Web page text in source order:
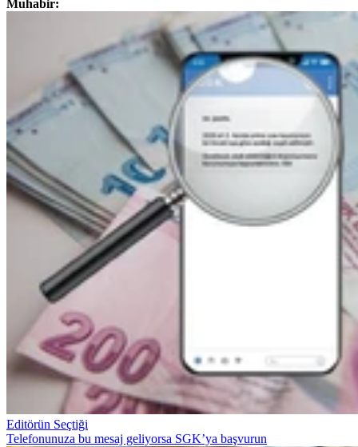
Muhabir:
Editörün Seçtiği
Telefonunuza bu mesaj geliyorsa SGK’ya başvurun